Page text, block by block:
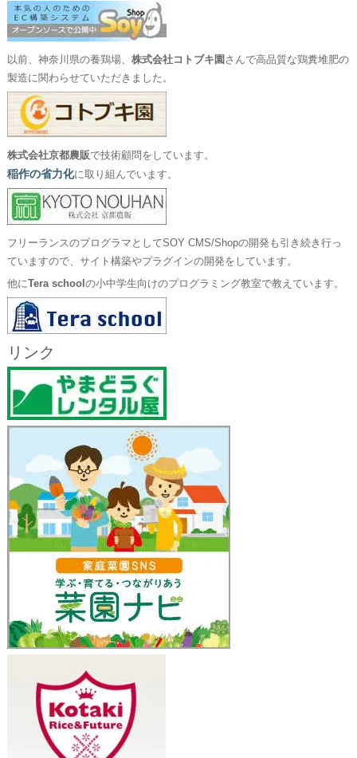
以前、神奈川県の養鶏場、 株式会社コトブキ園 さんで高品質な鶏糞堆肥の
製造に関わらせていただきました。
株式会社京都農販で技術顧問をしています。
稲作の省力化に取り組んでいます。
フリーランスのプログラマとしてSOY CMS/Shopの開発も引き続き行っ
ていますので、サイト構築やプラグインの開発をしています。
他にTera school の小中学生向けのプログラミング教室で教えています。
リンク